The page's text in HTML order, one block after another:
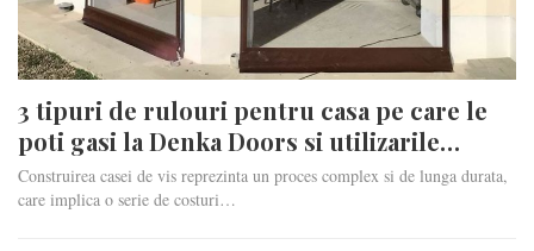
3 tipuri de rulouri pentru casa pe care le
poti gasi la Denka Doors si utilizarile…
Construirea casei de vis reprezinta un proces complex si de lunga durata,
care implica o serie de costuri…